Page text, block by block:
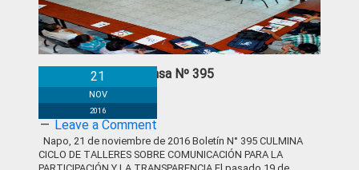
Social
Boletín de Prensa Nº 395
21
NOV
2016
Leave a Comment
Napo, 21 de noviembre de 2016 Boletín N° 395 CULMINA
CICLO DE TALLERES SOBRE COMUNICACIÓN PARA LA